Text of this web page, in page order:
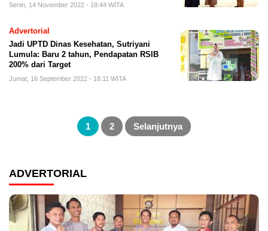
Senin, 14 November 2022 - 18:44 WITA
Advertorial
Jadi UPTD Dinas Kesehatan, Sutriyani
Lumula: Baru 2 tahun, Pendapatan RSIB
200% dari Target
Jumat, 16 September 2022 - 18:11 WITA
1 2 Selanjutnya
ADVERTORIAL